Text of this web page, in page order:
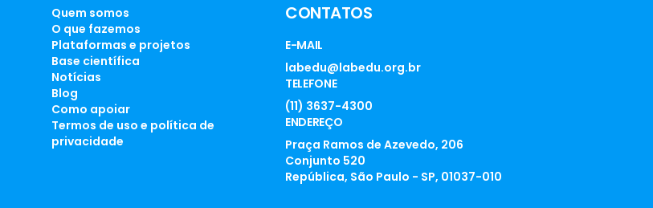
Quem somos
O que fazemos
Plataformas e projetos
Base científica
Notícias
Blog
Como apoiar
Termos de uso e política de
privacidade
CONTATOS
E-MAIL
labedu@labedu.org.br
TELEFONE
(11) 3637-4300
ENDEREÇO
Praça Ramos de Azevedo, 206
Conjunto 520
República, São Paulo - SP, 01037-010